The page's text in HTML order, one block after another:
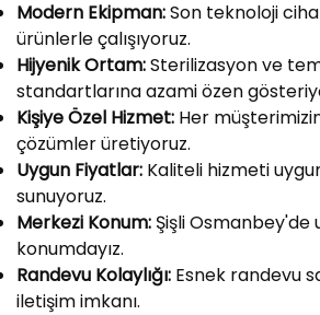
Modern Ekipman:Son teknoloji
ürünlerle çalışıyoruz.
Hijyenik Ortam:Sterilizasyon ve
standartlarına azami özen
Kişiye Özel Hizmet: Her
çözümler üretiyoruz.
Uygun Fiyatlar: Kaliteli hizmeti
sunuyoruz.
Merkezi Konum: Şişli Osmanbey'de
konumdayız.
Randevu Kolaylığı: Esnek randevu
iletişim imkanı.